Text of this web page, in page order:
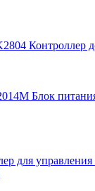
Контроллер
Блок
для